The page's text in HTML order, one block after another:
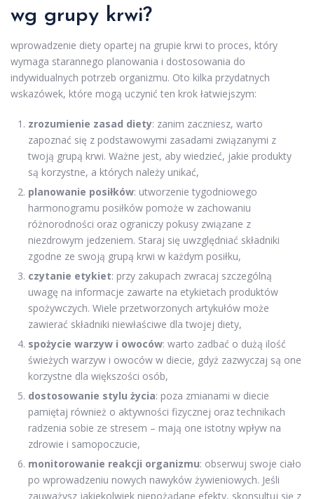
wg grupy krwi?
wprowadzenie diety opartej na grupie krwi to proces, który
wymaga starannego planowania i dostosowania do
indywidualnych potrzeb organizmu. Oto kilka przydatnych
wskazówek, które mogą uczynić ten krok łatwiejszym:
zrozumienie zasad diety: zanim zaczniesz, warto
zapoznać się z podstawowymi zasadami związanymi z
twoją grupą krwi. Ważne jest, aby wiedzieć, jakie produkty
są korzystne, a których należy unikać,
planowanie posiłków: utworzenie tygodniowego
harmonogramu posiłków pomoże w zachowaniu
różnorodności oraz ograniczy pokusy związane z
niezdrowym jedzeniem. Staraj się uwzględniać składniki
zgodne ze swoją grupą krwi w każdym posiłku,
czytanie etykiet: przy zakupach zwracaj szczególną
uwagę na informacje zawarte na etykietach produktów
spożywczych. Wiele przetworzonych artykułów może
zawierać składniki niewłaściwe dla twojej diety,
spożycie warzyw i owoców: warto zadbać o dużą ilość
świeżych warzyw i owoców w diecie, gdyż zazwyczaj są one
korzystne dla większości osób,
dostosowanie stylu życia: poza zmianami w diecie
pamiętaj również o aktywności fizycznej oraz technikach
radzenia sobie ze stresem – mają one istotny wpływ na
zdrowie i samopoczucie,
monitorowanie reakcji organizmu: obserwuj swoje ciało
po wprowadzeniu nowych nawyków żywieniowych. Jeśli
zauważysz jakiekolwiek niepożądane efekty, skonsultuj się z